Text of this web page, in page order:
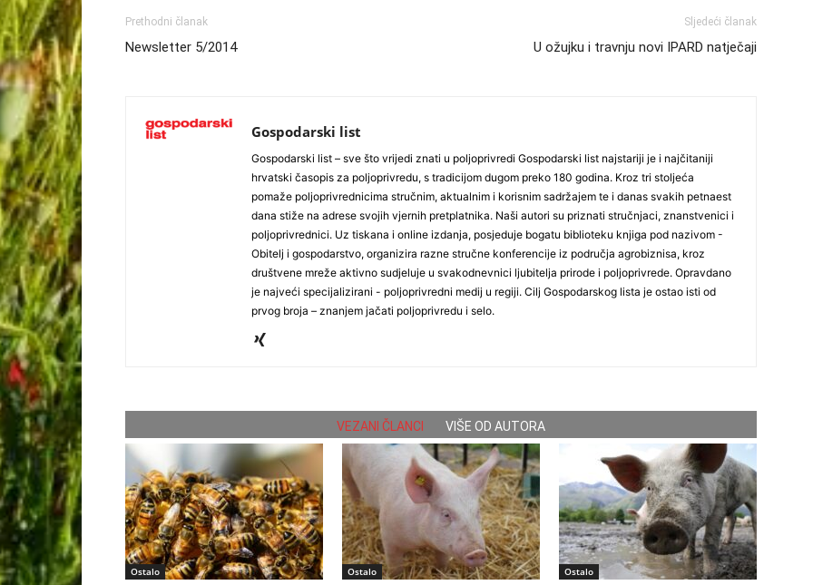
Prethodni članak
Newsletter 5/2014
Sljedeći članak
U ožujku i travnju novi IPARD natječaji
Gospodarski list
Gospodarski list – sve što vrijedi znati u poljoprivredi Gospodarski list najstariji je i najčitaniji
hrvatski časopis za poljoprivredu, s tradicijom dugom preko 180 godina. Kroz tri stoljeća
pomaže poljoprivrednicima stručnim, aktualnim i korisnim sadržajem te i danas svakih petnaest
dana stiže na adrese svojih vjernih pretplatnika. Naši autori su priznati stručnjaci, znanstvenici i
poljoprivrednici. Uz tiskana i online izdanja, posjeduje bogatu biblioteku knjiga pod nazivom -
Obitelj i gospodarstvo, organizira razne stručne konferencije iz područja agrobiznisa, kroz
društvene mreže aktivno sudjeluje u svakodnevnici ljubitelja prirode i poljoprivrede. Opravdano
je najveći specijalizirani - poljoprivredni medij u regiji. Cilj Gospodarskog lista je ostao isti od
prvog broja – znanjem jačati poljoprivredu i selo.
VEZANI ČLANCI VIŠE OD AUTORA
Ostalo Ostalo Ostalo